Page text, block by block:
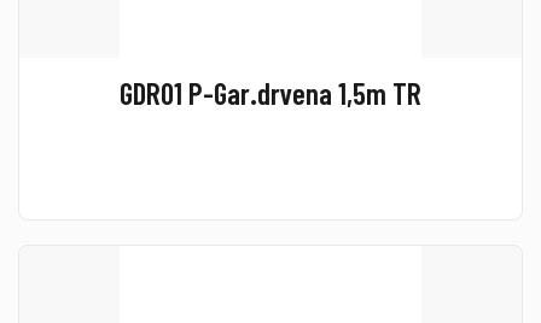
GDR01 P-Gar.drvena 1,5m TR